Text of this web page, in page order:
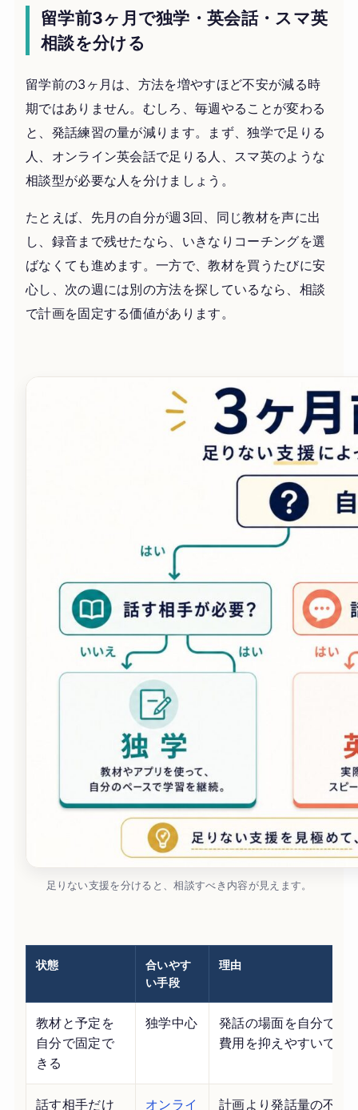
留学前3ヶ月で独学・英会話・スマ英
相談を分ける
留学前の3ヶ月は、方法を増やすほど不安が減る時
期ではありません。むしろ、毎週やることが変わる
と、発話練習の量が減ります。まず、独学で足りる
人、オンライン英会話で足りる人、スマ英のような
相談型が必要な人を分けましょう。
たとえば、先月の自分が週3回、同じ教材を声に出
し、録音まで残せたなら、いきなりコーチングを選
ばなくても進めます。一方で、教材を買うたびに安
心し、次の週には別の方法を探しているなら、相談
で計画を固定する価値があります。
足りない支援を分けると、相談すべき内容が見えます。
状態
合いやす
い手段
理由
教材と予定を
自分で固定で
きる
独学中心
発話の場面を自分で作
費用を抑えやすいです
話す相手だけ オンライ 計画より発話量の不足